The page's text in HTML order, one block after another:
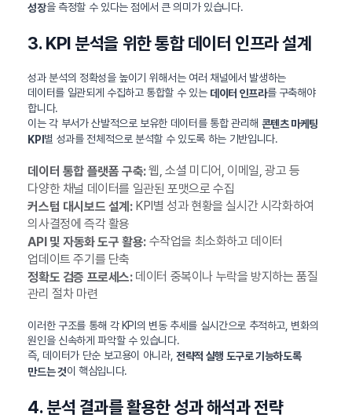
성장을 측정할 수 있다는 점에서 큰 의미가 있습니다.
3. KPI 분석을 위한 통합 데이터 인프라 설계
성과 분석의 정확성을 높이기 위해서는 여러 채널에서 발생하는
데이터를 일관되게 수집하고 통합할 수 있는 데이터 인프라를 구축해야
합니다.
이는 각 부서가 산발적으로 보유한 데이터를 통합 관리해 콘텐츠 마케팅
KPI별 성과를 전체적으로 분석할 수 있도록 하는 기반입니다.
데이터 통합 플랫폼 구축:웹, 소셜 미디어, 이메일, 광고 등
다양한 채널 데이터를 일관된 포맷으로 수집
커스텀 대시보드 설계:KPI별 성과 현황을 실시간 시각화하여
의사결정에 즉각 활용
API 및 자동화 도구 활용:수작업을 최소화하고 데이터
업데이트 주기를 단축
정확도 검증 프로세스:데이터 중복이나 누락을 방지하는 품질
관리 절차 마련
이러한 구조를 통해 각 KPI의 변동 추세를 실시간으로 추적하고, 변화의
원인을 신속하게 파악할 수 있습니다.
즉, 데이터가 단순 보고용이 아니라,전략적 실행 도구로 기능하도록
만드는 것이 핵심입니다.
4. 분석 결과를 활용한 성과 해석과 전략